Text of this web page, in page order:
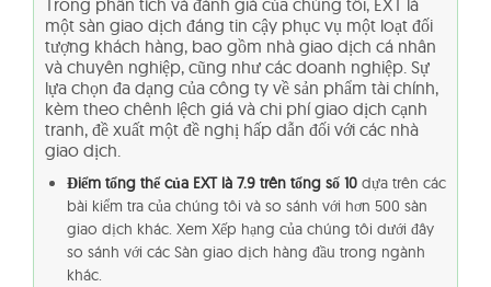
Trong phân tích và đánh giá của chúng tôi, EXT là
một sàn giao dịch đáng tin cậy phục vụ một loạt đối
tượng khách hàng, bao gồm nhà giao dịch cá nhân
và chuyên nghiệp, cũng như các doanh nghiệp. Sự
lựa chọn đa dạng của công ty về sản phẩm tài chính,
kèm theo chênh lệch giá và chi phí giao dịch cạnh
tranh, đề xuất một đề nghị hấp dẫn đối với các nhà
giao dịch.
Điểm tổng thể của EXT là 7.9 trên tổng số 10 dựa trên các
bài kiểm tra của chúng tôi và so sánh với hơn 500 sàn
giao dịch khác. Xem Xếp hạng của chúng tôi dưới đây
so sánh với các Sàn giao dịch hàng đầu trong ngành
khác.